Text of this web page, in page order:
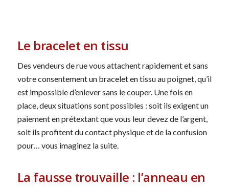
Le bracelet en tissu
Des vendeurs de rue vous attachent rapidement et sans
votre consentement un bracelet en tissu au poignet, qu’il
est impossible d’enlever sans le couper. Une fois en
place, deux situations sont possibles : soit ils exigent un
paiement en prétextant que vous leur devez de l’argent,
soit ils profitent du contact physique et de la confusion
pour… vous imaginez la suite.
La fausse trouvaille : l’anneau en